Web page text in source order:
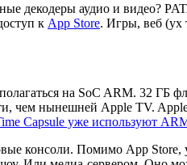
декодеры аудио и видео?
к App Store. Игры, веб (ух
на SoC ARM. 32 ГБ
чем нынешней Apple TV.
Capsule уже используют
консоли. Помимо App